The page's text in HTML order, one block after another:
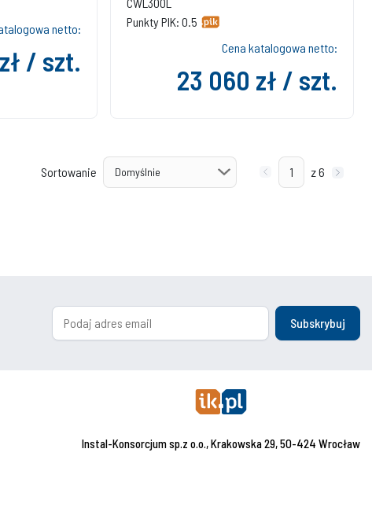
netto:
/ szt.
Punkty PIK: 0.5
Cena katalogowa netto:
23 060 zł / szt.
Sortowanie z 6
Subskrybuj
Instal-Konsorcjum sp.z o.o., Krakowska 29, 50-424 Wrocław